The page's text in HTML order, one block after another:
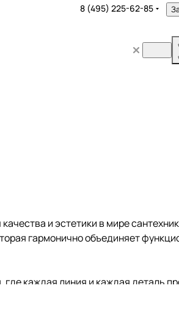
8 (495) 225-62-85
и эстетики в мире
гармонично объединяет
где каждая линия и каждая деталь